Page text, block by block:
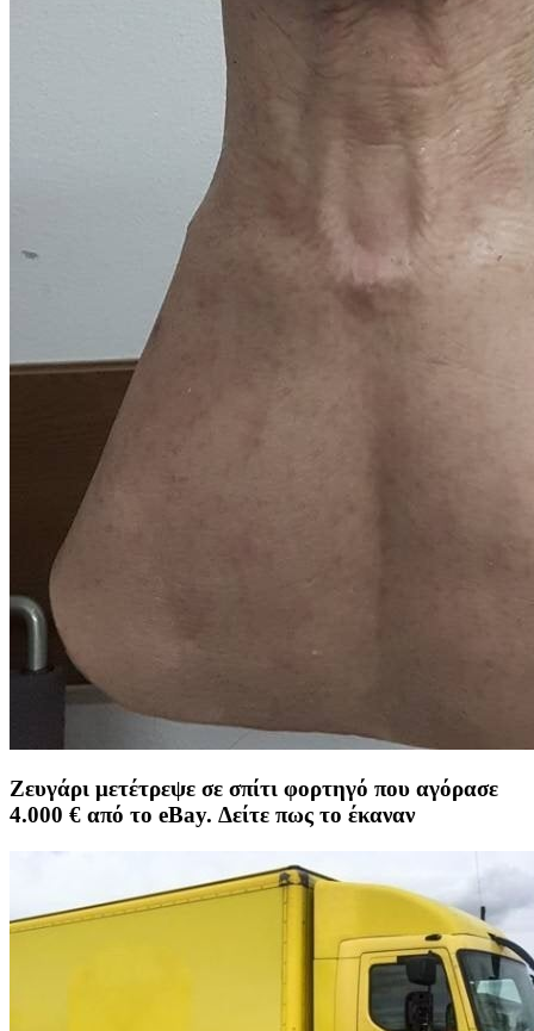
Ζευγάρι μετέτρεψε σε σπίτι φορτηγό που αγόρασε
4.000 € από το eBay. Δείτε πως το έκαναν